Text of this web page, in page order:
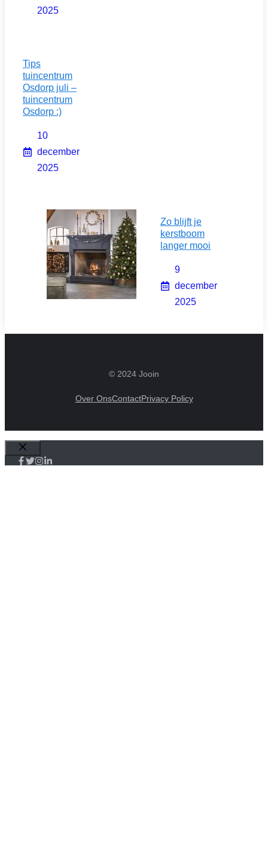
2025
Tips
tuincentrum
Osdorp juli –
tuincentrum
Osdorp :)
10
december
2025
Zo blijft je
kerstboom
langer mooi
9
december
2025
© 2024 Jooin
Over OnsContactPrivacy Policy
Sluiten